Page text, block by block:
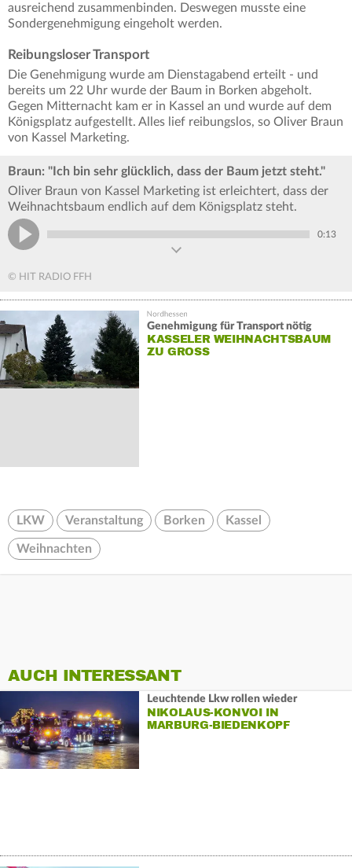
ausreichend zusammenbinden. Deswegen musste eine
Sondergenehmigung eingeholt werden.
Reibungsloser Transport
Die Genehmigung wurde am Dienstagabend erteilt - und
bereits um 22 Uhr wurde der Baum in Borken abgeholt.
Gegen Mitternacht kam er in Kassel an und wurde auf dem
Königsplatz aufgestellt. Alles lief reibungslos, so Oliver Braun
von Kassel Marketing.
Braun: "Ich bin sehr glücklich, dass der Baum jetzt steht."
Oliver Braun von Kassel Marketing ist erleichtert, dass der
Weihnachtsbaum endlich auf dem Königsplatz steht.
0:13
© HIT RADIO FFH
Genehmigung für Transport nötig
KASSELER WEIHNACHTSBAUM
ZU GROSS
LKW Veranstaltung Borken Kassel
Weihnachten
AUCH INTERESSANT
Leuchtende Lkw rollen wieder
NIKOLAUS-KONVOI IN
MARBURG-BIEDENKOPF